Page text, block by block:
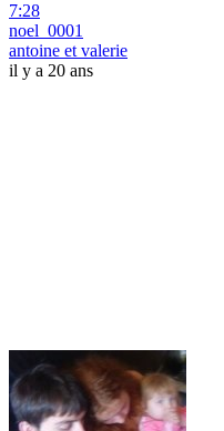
7:28
noel_0001
antoine et valerie
il y a 20 ans